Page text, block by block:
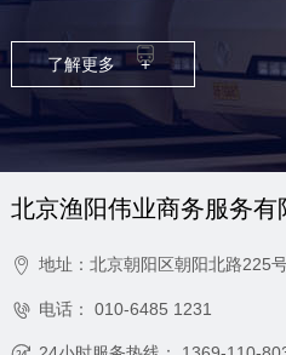
了解更多 +
北京渔阳伟业商务服务有
 地址：北京朝阳区朝阳北路225
 电话： 010-6485 1231